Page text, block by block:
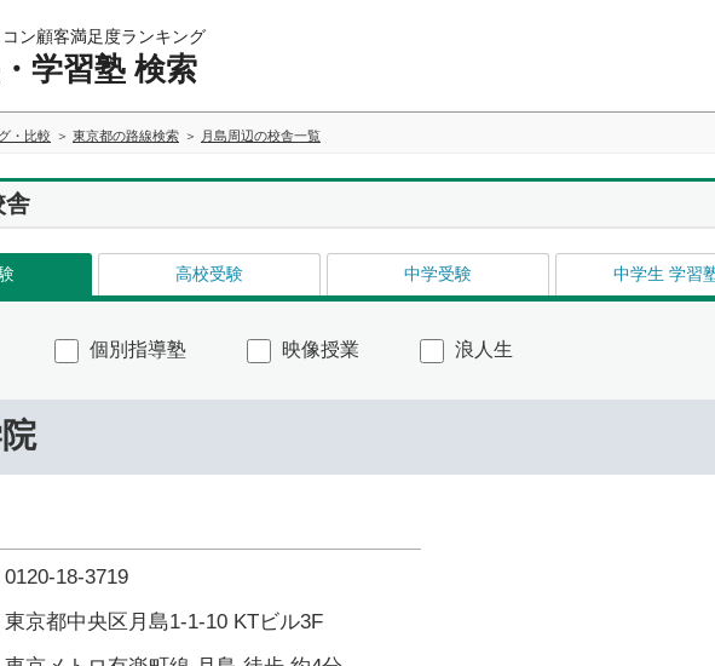
ン顧客満足度ランキング
学習塾 検索
・比較 東京都の路線検索 月島周辺の校舎一覧
舎
高校受験 中学受験 中学生 学習
個別指導塾 映像授業 浪人生
0120-18-3719
東京都中央区月島1-1-10 KTビル3F